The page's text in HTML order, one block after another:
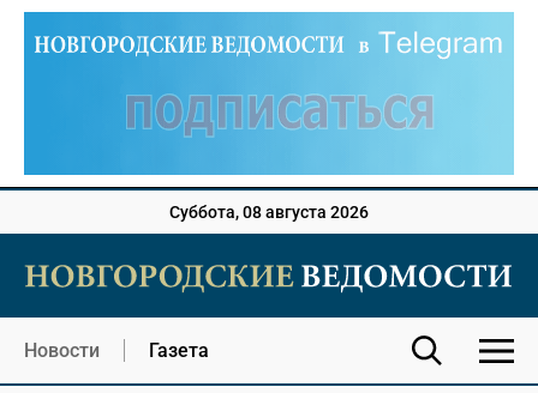
Суббота, 08 августа 2026
Новости Газета